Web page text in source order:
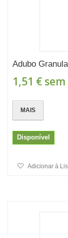
Adubo
1,51 € sem
MAIS
Disponível
Adicionar à